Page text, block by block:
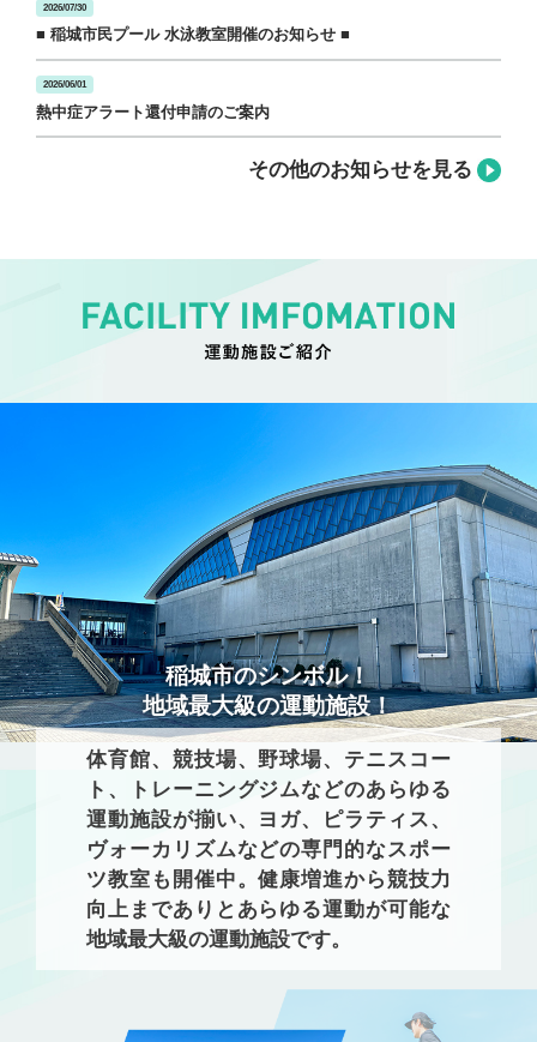
2026/07/30
■ 稲城市民プール 水泳教室開催のお知らせ ■
2026/06/01
熱中症アラート還付申請のご案内
その他のお知らせを見る
稲城市のシンボル！
地域最大級の運動施設！
体育館、競技場、野球場、テニスコー
ト、トレーニングジムなどのあらゆる
運動施設が揃い、ヨガ、ピラティス、
ヴォーカリズムなどの専門的なスポー
ツ教室も開催中。健康増進から競技力
向上までありとあらゆる運動が可能な
地域最大級の運動施設です。